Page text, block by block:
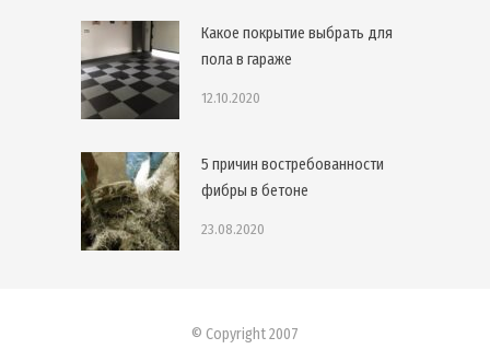
Какое покрытие выбрать для
пола в гараже
12.10.2020
5 причин востребованности
фибры в бетоне
23.08.2020
© Copyright 2007